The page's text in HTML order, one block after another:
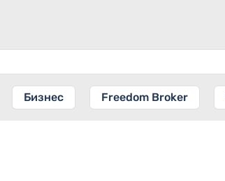
Бизнес Freedom Broker